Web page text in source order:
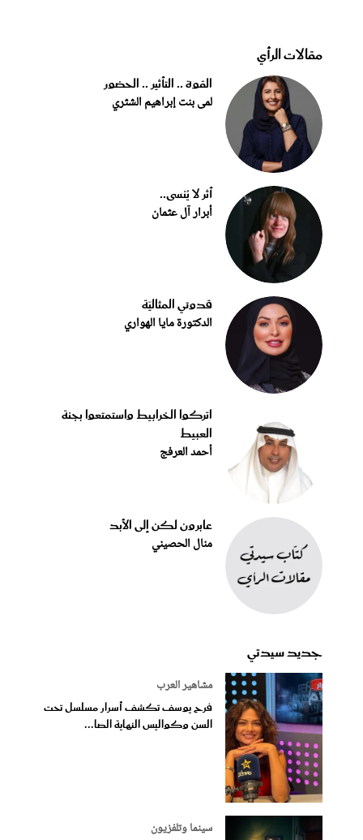
مقالات الرأي
القوة .. التأثير .. الحضور
لمى بنت إبراهيم الشثري
أثر لا يُنسى..
أبرار آل عثمان
قدوتي المثاليّة
الدكتورة مايا الهواري
اتركوا الخرابيط واستمتعوا بجنة
العبيط
أحمد العرفج
عابرون لكن إلى الأبد
منال الحصيني
جديد سيدتي
مشاهير العرب
فرح يوسف تكشف أسرار مسلسل تحت
السن وكواليس النهاية الصا...
سينما وتلفزيون